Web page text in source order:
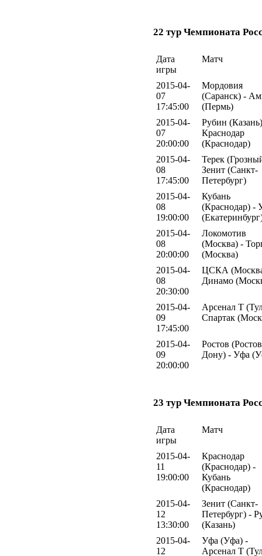
22 тур Чемпионата
Дата
игры
Матч
2015-04-
07
17:45:00
Мордовия
(Саранск) -
(Пермь)
2015-04-
07
20:00:00
Рубин
Краснодар
(Краснодар)
2015-04-
08
17:45:00
Терек
Зенит (Санкт-
Петербург)
2015-04-
08
19:00:00
Кубань
(Краснодар) -
2015-04-
08
20:00:00
Локомотив
(Москва) -
(Москва)
2015-04-
08
20:30:00
ЦСКА
Динамо
2015-04-
09
17:45:00
Арсенал Т
Спартак
2015-04-
09
20:00:00
Ростов
Дону) - Уфа
23 тур Чемпионата
Дата
игры
Матч
2015-04-
11
19:00:00
Краснодар
(Краснодар) -
Кубань
(Краснодар)
2015-04-
12
13:30:00
Зенит (Санкт-
Петербург) -
(Казань)
2015-04-
12
Уфа (Уфа) -
Арсенал Т